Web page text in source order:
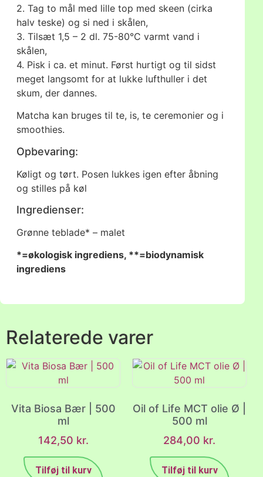
2. Tag to mål med lille top med skeen (cirka
halv teske) og si ned i skålen,
3. Tilsæt 1,5 – 2 dl. 75-80°C varmt vand i
skålen,
4. Pisk i ca. et minut. Først hurtigt og til sidst
meget langsomt for at lukke lufthuller i det
skum, der dannes.
Matcha kan bruges til te, is, te ceremonier og i
smoothies.
Opbevaring:
Køligt og tørt. Posen lukkes igen efter åbning
og stilles på køl
Ingredienser:
Grønne teblade* – malet
*=økologisk ingrediens, **=biodynamisk
ingrediens
Relaterede varer
Vita Biosa Bær | 500
ml
142,50 kr.
Tilføj til kurv
Oil of Life MCT olie Ø |
500 ml
284,00 kr.
Tilføj til kurv